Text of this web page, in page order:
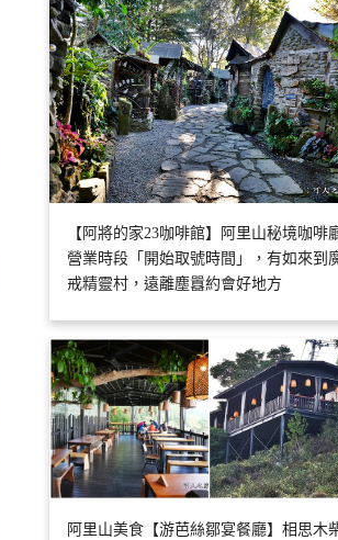
【阿將的家23咖啡館】阿里山秘境咖啡
營業時段「開始取號時間」，有如來到
戒精靈村，遠離塵囂約會好地方
阿里山美食【游芭絲鄒宴餐廳】相思木